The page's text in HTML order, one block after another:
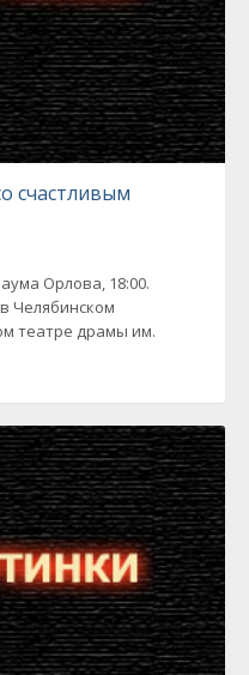
счастливым
Орлова, 18:00.
Челябинском
театре драмы им.